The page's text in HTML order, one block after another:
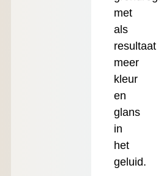
met
als
resultaat
meer
kleur
en
glans
in
het
geluid.